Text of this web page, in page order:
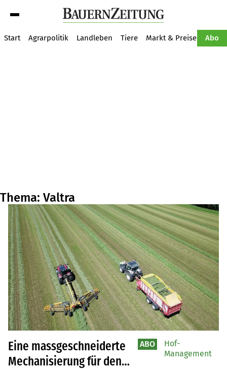
Start Agrarpolitik Landleben Tiere Markt & Preise Abo
Thema: Valtra
Eine massgeschneiderte
Mechanisierung für den
ABO
Hof-
Management